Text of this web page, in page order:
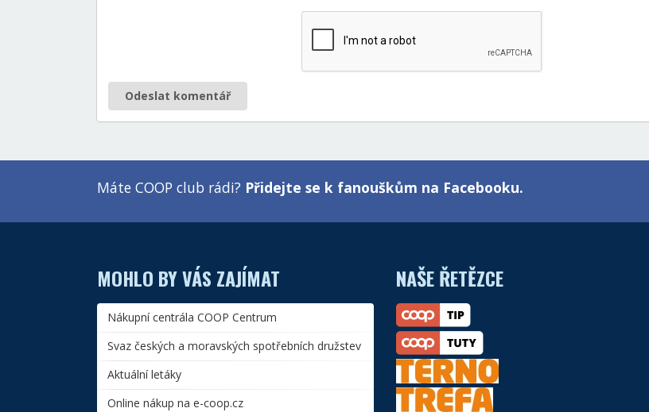
Odeslat komentář
Máte COOP club rádi? Přidejte se k fanouškům na Facebooku.
MOHLO BY VÁS ZAJÍMAT
Nákupní centrála COOP Centrum
Svaz českých a moravských spotřebních družstev
Aktuální letáky
Online nákup na e-coop.cz
NAŠE ŘETĚZCE